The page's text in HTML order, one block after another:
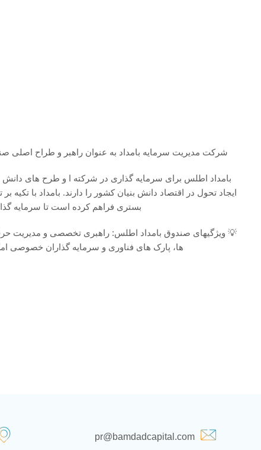
شرکت مدیریت سرمایه بامداد به عنوان راهبر و طراح اصلی
بامداد اطلس برای سرمایه گذاری در شرکته ا و طرح های
ایجاد تحول در اقتصاد دانش بنیان کشور را دارند. بامداد با
بستری فراهم کرده است تا سرمایه
💡 ویژگیهای صندوق بامداد اطلس: راهبری تخصصی و مدیریت
ها، پارک های فناوری و سرمایه گذاران خصوصی امکان بهره مندی از اعتبار مالیاتی تا سقف
pr@bamdadcapital.com